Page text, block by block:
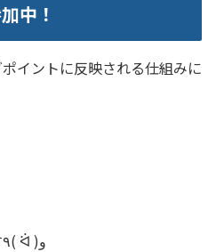
中！
イントに反映される仕組みに
応援よろしくお願いします٩( ᐛ )و